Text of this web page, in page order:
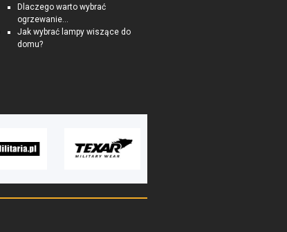
Dlaczego warto wybrać
ogrzewanie...
Jak wybrać lampy wiszące do
domu?